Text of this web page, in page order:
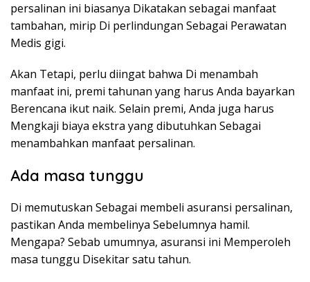
persalinan ini biasanya Dikatakan sebagai manfaat
tambahan, mirip Di perlindungan Sebagai Perawatan
Medis gigi.
Akan Tetapi, perlu diingat bahwa Di menambah
manfaat ini, premi tahunan yang harus Anda bayarkan
Berencana ikut naik. Selain premi, Anda juga harus
Mengkaji biaya ekstra yang dibutuhkan Sebagai
menambahkan manfaat persalinan.
Ada masa tunggu
Di memutuskan Sebagai membeli asuransi persalinan,
pastikan Anda membelinya Sebelumnya hamil.
Mengapa? Sebab umumnya, asuransi ini Memperoleh
masa tunggu Disekitar satu tahun.